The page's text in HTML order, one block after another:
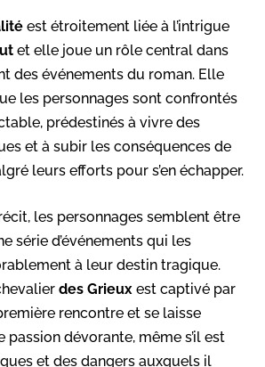
est étroitement liée à l’intrigue
et elle joue un rôle central dans
des événements du roman. Elle
les personnages sont confrontés
prédestinés à vivre des
et à subir les conséquences de
leurs efforts pour s’en échapper.
les personnages semblent être
série d’événements qui les
à leur destin tragique.
des Grieux est captivé par
rencontre et se laisse
dévorante, même s’il est
et des dangers auxquels il